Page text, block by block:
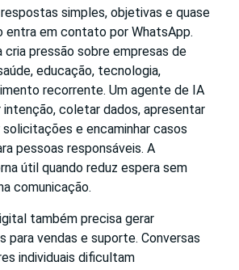
simples, objetivas e quase
entra em contato por WhatsApp.
cria pressão sobre empresas de
educação, tecnologia,
recorrente. Um agente de IA
coletar dados, apresentar
e encaminhar casos
pessoas responsáveis. A
útil quando reduz espera sem
comunicação.
também precisa gerar
para vendas e suporte. Conversas
individuais dificultam